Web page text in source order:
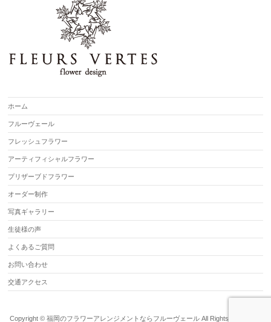
ホーム
フルーヴェール
フレッシュフラワー
アーティフィシャルフラワー
プリザーブドフラワー
オーダー制作
写真ギャラリー
生徒様の声
よくあるご質問
お問い合わせ
交通アクセス
Copyright © 福岡のフラワーアレンジメントならフルーヴェールAll Rights Reserved.